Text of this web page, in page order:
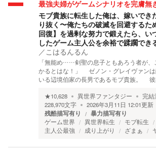
最強夫婦がゲームシナリオを完膚無
モブ貴族に転生した俺は、嫁いでき
り抜く〜俺たちの破滅を回避するた
回復】を過剰な努力で鍛えたら、い
したゲーム主人公を余裕で蹂躙でき
／ こはるんるん
「無能め……剣聖の息子ともあろう者が、
かるとはな！」 ゼノン・グレイヴァンは
いる辺境伯家の長男であるモブ貴族。
★10,628 異世界ファンタジー 完結
228,970文字 2026年3月11日 12:01更新
残酷描写有り 暴力描写有り
ゲーム世界 異世界転生 モブ転生
主人公最強
成り上がり ざまぁ